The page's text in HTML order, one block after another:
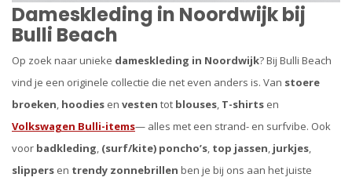
Dameskleding in Noordwijk bij
Bulli Beach
Op zoek naar unieke dameskleding in Noordwijk? Bij Bulli Beach
vind je een originele collectie die net even anders is. Van stoere
broeken, hoodies en vesten tot blouses, T-shirts en
Volkswagen Bulli-items— alles met een strand- en surfvibe. Ook
voor badkleding, (surf/kite) poncho’s, top jassen, jurkjes,
slippers en trendy zonnebrillen ben je bij ons aan het juiste